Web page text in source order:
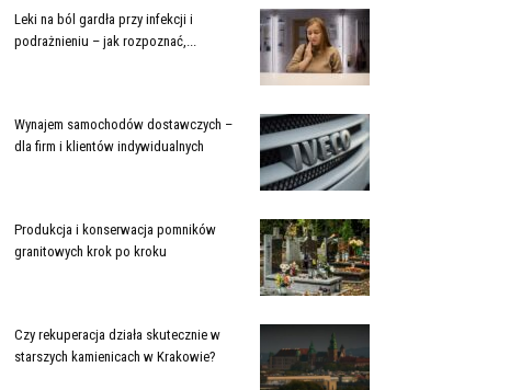
Leki na ból gardła przy infekcji i
podrażnieniu – jak rozpoznać,...
Wynajem samochodów dostawczych –
dla firm i klientów indywidualnych
Produkcja i konserwacja pomników
granitowych krok po kroku
Czy rekuperacja działa skutecznie w
starszych kamienicach w Krakowie?